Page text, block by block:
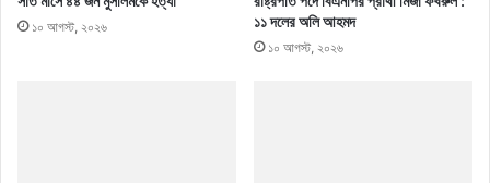
১০ আগস্ট, ২০২৬
১১ দলের অলি আহমদ
১০ আগস্ট, ২০২৬